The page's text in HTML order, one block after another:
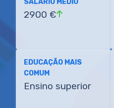
SALÁRIO MÉDIO
2900 €
EDUCAÇÃO MAIS
COMUM
Ensino superior